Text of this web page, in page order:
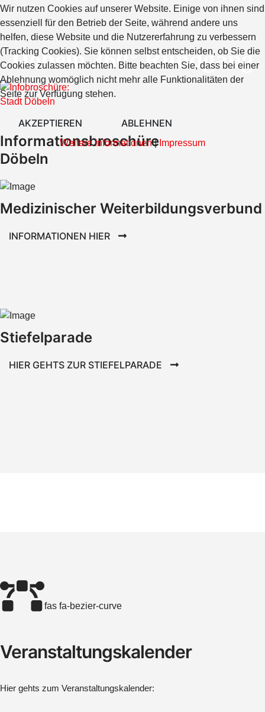
Döbeln 360° Rundgang
Informationsbroschüre
Döbeln
Medizinischer Weiterbildungsverbund
INFORMATIONEN HIER
Stiefelparade
HIER GEHTS ZUR STIEFELPARADE
fas fa-bezier-curve
Veranstaltungskalender
Hier gehts zum Veranstaltungskalender:
Wir nutzen Cookies auf unserer Website. Einige von ihnen sind
essenziell für den Betrieb der Seite, während andere uns
helfen, diese Website und die Nutzererfahrung zu verbessern
(Tracking Cookies). Sie können selbst entscheiden, ob Sie die
Cookies zulassen möchten. Bitte beachten Sie, dass bei einer
Ablehnung womöglich nicht mehr alle Funktionalitäten der
Seite zur Verfügung stehen.
AKZEPTIEREN ABLEHNEN
Weitere Informationen| Impressum